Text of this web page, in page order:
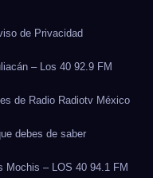
de Privacidad
– Los 40 92.9 FM
de Radio Radiotv México
debes de saber
Mochis – LOS 40 94.1 FM